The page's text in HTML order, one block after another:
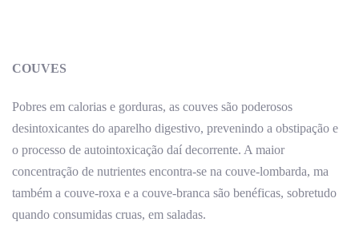
COUVES
Pobres em calorias e gorduras, as couves são poderosos
desintoxicantes do aparelho digestivo, prevenindo a obstipação e
o processo de autointoxicação daí decorrente. A maior
concentração de nutrientes encontra-se na couve-lombarda, ma
também a couve-roxa e a couve-branca são benéficas, sobretudo
quando consumidas cruas, em saladas.